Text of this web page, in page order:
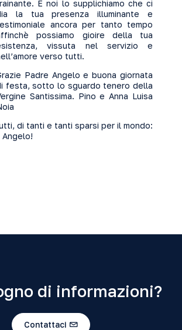
E noi lo supplichiamo che ci
la tua presenza illuminante e
ancora per tanto tempo
possiamo gioire della tua
vissuta nel servizio e
verso tutti.
Padre Angelo e buona giornata
festa, sotto lo sguardo tenero della
Santissima. Pino e Anna Luisa
di tanti e tanti sparsi per il mondo:
Angelo!
di informazioni?
Contattaci